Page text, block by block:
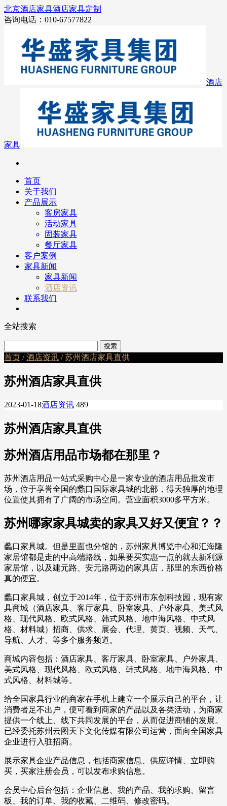
北京酒店家具酒店家具定制
咨询电话：010-67577822
酒店
家具
首页
关于我们
产品展示
客房家具
活动家具
固装家具
餐厅家具
客户案例
家具新闻
家具新闻
酒店资讯
联系我们
全站搜索
首页 /酒店资讯 / 苏州酒店家具直供
苏州酒店家具直供
2023-01-18酒店资讯 489
苏州酒店家具直供
苏州酒店用品市场都在那里？
苏州酒店用品一站式采购中心是一家专业的酒店用品批发市
场，位于享誉全国的蠡口国际家具城的北部，得天独厚的地理
位置使其拥有了广阔的市场空间。营业面积3000多平方米。
苏州哪家家具城卖的家具又好又便宜？？
蠡口家具城。但是里面也分馆的，苏州家具博览中心和汇海隆
家居馆都是走的中高端路线，如果要买实惠一点的就去新利源
家居馆，以及建元路、安元路两边的家具店，那里的东西价格
真的便宜。
蠡口家具城，创立于2014年，位于苏州市东创科技园，现有家
具商城（酒店家具、客厅家具、卧室家具、户外家具、美式风
格、现代风格、欧式风格、韩式风格、地中海风格、中式风
格、材料城）招商、供求、展会、代理、黄页、视频、天气、
导航、人才、等多个服务频道。
商城内容包括：酒店家具、客厅家具、卧室家具、户外家具、
美式风格、现代风格、欧式风格、韩式风格、地中海风格、中
式风格、材料城等。
给全国家具行业的商家在手机上建立一个展示自己的平台，让
消费者足不出户，便可看到商家的产品以及各类活动，为商家
提供一个线上、线下共同发展的平台，从而促进商铺的发展。
已经委托苏州云图天下文化传媒有限公司运营，面向全国家具
企业进行入驻招商。
展示家具企业产品信息，包括商家信息、供应详情、立即购
买，买家注册会员，可以发布求购信息。
会员中心后台包括：企业信息、我的产品、我的求购、留言
板、我的订单、我的收藏、二维码、修改密码。